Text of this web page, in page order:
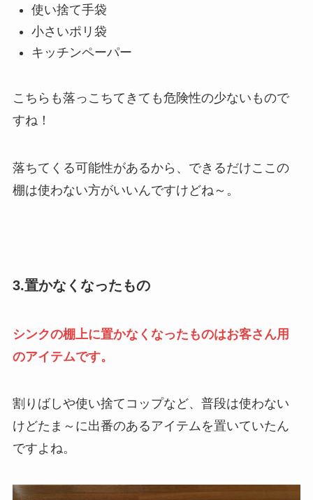
使い捨て手袋
小さいポリ袋
キッチンペーパー
こちらも落っこちてきても危険性の少ないもので
すね！
落ちてくる可能性があるから、できるだけここの
棚は使わない方がいいんですけどね～。
3.置かなくなったもの
シンクの棚上に置かなくなったものはお客さん用
のアイテムです。
割りばしや使い捨てコップなど、普段は使わない
けどたま～に出番のあるアイテムを置いていたん
ですよね。